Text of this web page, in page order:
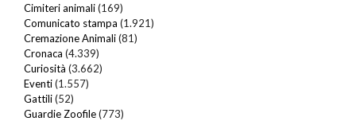
Cimiteri animali(169)
Comunicato stampa (1.921)
Cremazione Animali(81)
Cronaca (4.339)
Curiosità (3.662)
Eventi(1.557)
Gattili(52)
Guardie Zoofile(773)